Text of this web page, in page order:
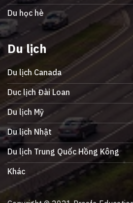
Du học hè
Du lịch
Du lịch Canada
Duc lịch Đài Loan
Du lịch Mỹ
Du lịch Nhật
Du lịch Trung Quốc Hồng Kông
Khác